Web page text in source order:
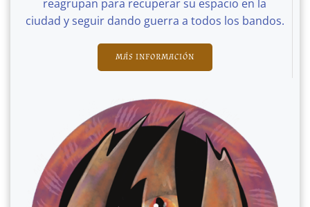
reagrupan para recuperar su espacio en la
ciudad y seguir dando guerra a todos los bandos.
MÁS INFORMACIÓN